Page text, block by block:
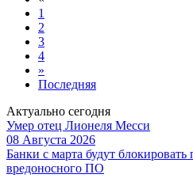
1
2
3
4
»
Последняя
Актуально сегодня
Умер отец Лионеля Месси
08 Августа 2026
Банки с марта будут
вредоносного ПО